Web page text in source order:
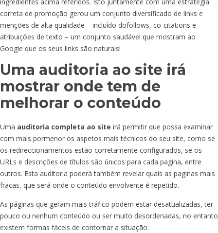
ingredientes acima referidos. Isto juntamente com uma estratégia
correta de promoção gerou um conjunto diversificado de links e
menções de alta qualidade – incluído dofollows, co-citations e
atribuições de texto – um conjunto saudável que mostram ao
Google que os seus links são naturais!
Uma auditoria ao site irá
mostrar onde tem de
melhorar o conteúdo
Uma auditoria completa ao site irá permitir que possa examinar
com mais pormenor os aspetos mais técnicos do seu site, como se
os redireccionamentos estão corretamente configurados, se os
URLs e descrições de títulos são únicos para cada pagina, entre
outros. Esta auditoria poderá também revelar quais as paginas mais
fracas, que será onde o conteúdo envolvente é repetido.
As páginas que geram mais tráfico podem estar desatualizadas, ter
pouco ou nenhum conteúdo ou ser muito desordenadas, no entanto
existem formas fáceis de contornar a situação: